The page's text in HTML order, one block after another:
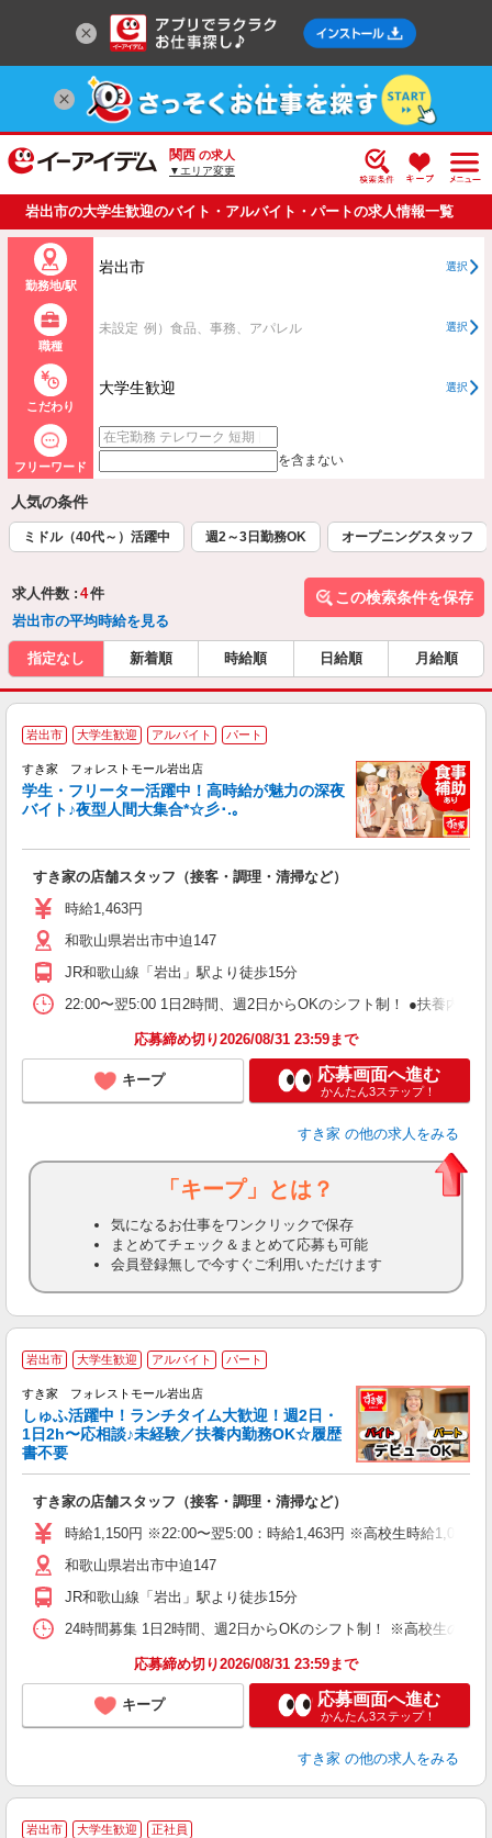
関西 の求人
▼エリア変更
岩出市の大学生歓迎のバイト・アルバイト・パートの求人情報一覧
勤務地/駅
岩出市 選択
職種
未設定 例）食品、事務、アパレル 選択
こだわり
大学生歓迎 選択
フリーワード を含まない
人気の条件
ミドル（40代～）活躍中 週2～3日勤務OK オープニングスタッフ
求人件数 : 4件
岩出市の平均時給を見る
この検索条件を保存
指定なし 新着順 時給順 日給順 月給順
岩出市 大学生歓迎 アルバイト パート
すき家 フォレストモール岩出店
学生・フリーター活躍中！高時給が魅力の深夜
バイト♪夜型人間大集合*☆彡･.｡
すき家の店舗スタッフ（接客・調理・清掃など）
時給1,463円
和歌山県岩出市中迫147
JR和歌山線「岩出」駅より徒歩15分
22:00〜翌5:00 1日2時間、週2日からOKのシフト制！ ●扶養内勤務
応募締め切り2026/08/31 23:59まで
キープ 応募画面へ進む
かんたん3ステップ！
すき家 の他の求人をみる
「キープ」とは？
気になるお仕事をワンクリックで保存
まとめてチェック＆まとめて応募も可能
会員登録無しで今すぐご利用いただけます
岩出市 大学生歓迎 アルバイト パート
すき家 フォレストモール岩出店
しゅふ活躍中！ランチタイム大歓迎！週2日・
1日2h〜応相談♪未経験／扶養内勤務OK☆履歴
書不要
すき家の店舗スタッフ（接客・調理・清掃など）
時給1,150円 ※22:00〜翌5:00：時給1,463円 ※高校生時給1,045
和歌山県岩出市中迫147
JR和歌山線「岩出」駅より徒歩15分
24時間募集 1日2時間、週2日からOKのシフト制！ ※高校生のシ
応募締め切り2026/08/31 23:59まで
キープ 応募画面へ進む
かんたん3ステップ！
すき家 の他の求人をみる
岩出市 大学生歓迎 正社員